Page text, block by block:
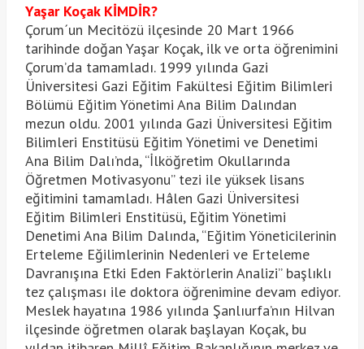
Yaşar Koçak KİMDİR?
Çorum´un Mecitözü ilçesinde 20 Mart 1966
tarihinde doğan Yaşar Koçak, ilk ve orta öğrenimini
Çorum’da tamamladı. 1999 yılında Gazi
Üniversitesi Gazi Eğitim Fakültesi Eğitim Bilimleri
Bölümü Eğitim Yönetimi Ana Bilim Dalından
mezun oldu. 2001 yılında Gazi Üniversitesi Eğitim
Bilimleri Enstitüsü Eğitim Yönetimi ve Denetimi
Ana Bilim Dalı’nda, “İlköğretim Okullarında
Öğretmen Motivasyonu” tezi ile yüksek lisans
eğitimini tamamladı. Hâlen Gazi Üniversitesi
Eğitim Bilimleri Enstitüsü, Eğitim Yönetimi
Denetimi Ana Bilim Dalında, “Eğitim Yöneticilerinin
Erteleme Eğilimlerinin Nedenleri ve Erteleme
Davranışına Etki Eden Faktörlerin Analizi” başlıklı
tez çalışması ile doktora öğrenimine devam ediyor.
Meslek hayatına 1986 yılında Şanlıurfa’nın Hilvan
ilçesinde öğretmen olarak başlayan Koçak, bu